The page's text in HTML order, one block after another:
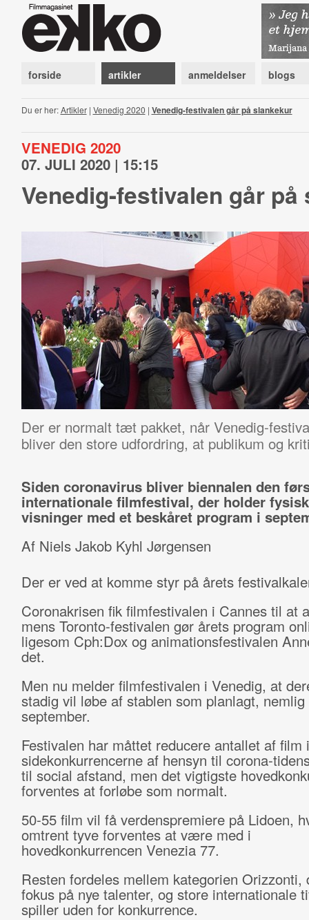
forside artikler anmeldelser blogs
Du er her:Artikler| Venedig 2020 | Venedig-festivalen går på slankekur
VENEDIG 2020
07. JULI 2020 | 15:15
Venedig-festivalen går på
Der er normalt tæt pakket, når Venedig-
bliver den store udfordring, at publikum og
Siden coronavirus bliver biennalen den
internationale filmfestival, der holder
visninger med et beskåret program i
Af Niels Jakob Kyhl Jørgensen
Der er ved at komme styr på årets
Coronakrisen fik filmfestivalen i Cannes til at
mens Toronto-festivalen gør årets program
ligesom Cph:Dox og animationsfestivalen
det.
Men nu melder filmfestivalen i Venedig, at
stadig vil løbe af stablen som planlagt,
september.
Festivalen har måttet reducere antallet af film i
sidekonkurrencerne af hensyn til corona-
til social afstand, men det vigtigste
forventes at forløbe som normalt.
50-55 film vil få verdenspremiere på Lidoen,
omtrent tyve forventes at være med i
hovedkonkurrencen Venezia 77.
Resten fordeles mellem kategorien
fokus på nye talenter, og store internationale
spiller uden for konkurrence.